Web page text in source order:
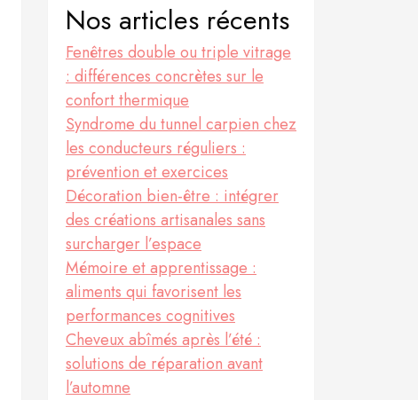
Nos articles récents
Fenêtres double ou triple vitrage
: différences concrètes sur le
confort thermique
Syndrome du tunnel carpien chez
les conducteurs réguliers :
prévention et exercices
Décoration bien-être : intégrer
des créations artisanales sans
surcharger l’espace
Mémoire et apprentissage :
aliments qui favorisent les
performances cognitives
Cheveux abîmés après l’été :
solutions de réparation avant
l’automne